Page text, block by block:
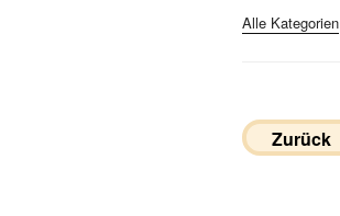
Alle Kategorien
Zurück